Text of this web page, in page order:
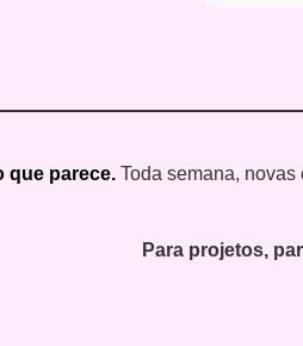
que parece.Toda semana, novas
Para projetos,